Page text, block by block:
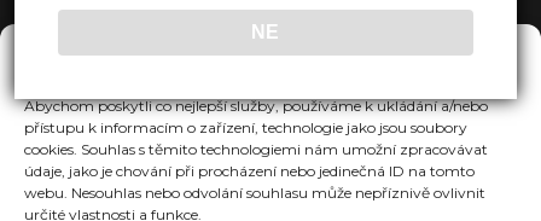
Spravovat Souhlas
Abychom poskytli co nejlepší služby, používáme k ukládání a/nebo
přístupu k informacím o zařízení, technologie jako jsou soubory
cookies. Souhlas s těmito technologiemi nám umožní zpracovávat
údaje, jako je chování při procházení nebo jedinečná ID na tomto
webu. Nesouhlas nebo odvolání souhlasu může nepříznivě ovlivnit
určité vlastnosti a funkce.
NE